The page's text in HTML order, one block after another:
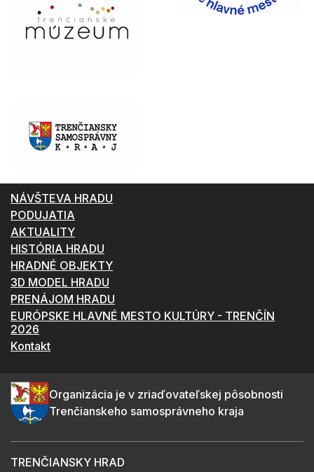
NÁVŠTEVA HRADU
PODUJATIA
AKTUALITY
HISTÓRIA HRADU
HRADNÉ OBJEKTY
3D MODEL HRADU
PRENÁJOM HRADU
EURÓPSKE HLAVNÉ MESTO KULTÚRY - TRENČÍN
2026
Kontakt
Organizácia je v zriaďovateľskej pôsobnosti
Trenčianskeho samosprávneho kraja
TRENČIANSKY HRAD